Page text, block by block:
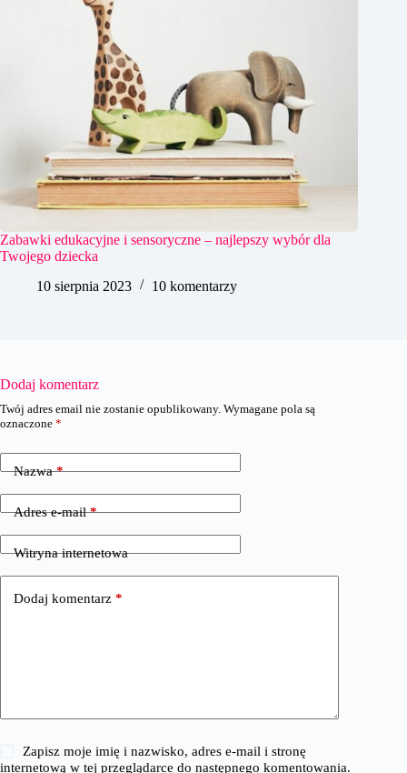
Zabawki edukacyjne i sensoryczne – najlepszy wybór dla
Twojego dziecka
10 sierpnia 2023
10 komentarzy
Dodaj komentarz
Twój adres email nie zostanie opublikowany. Wymagane pola są
oznaczone *
Nazwa*
Adres e-mail*
Witryna internetowa
Dodaj komentarz *
Zapisz moje imię i nazwisko, adres e-mail i stronę
internetową w tej przeglądarce do następnego komentowania.